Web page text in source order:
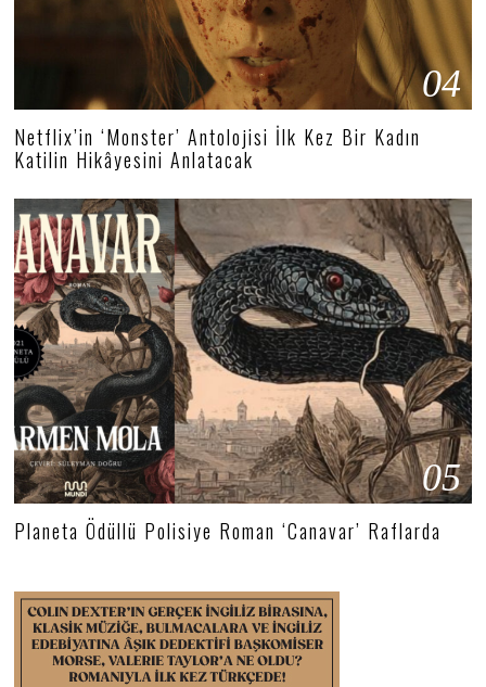
04
Netflix’in ‘Monster’ Antolojisi İlk Kez Bir Kadın
Katilin Hikâyesini Anlatacak
05
Planeta Ödüllü Polisiye Roman ‘Canavar’ Raflarda